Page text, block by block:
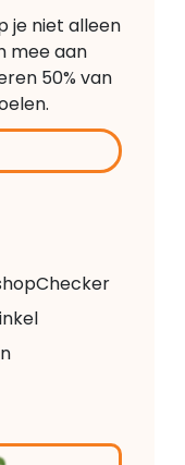
je niet alleen
mee aan
50% van